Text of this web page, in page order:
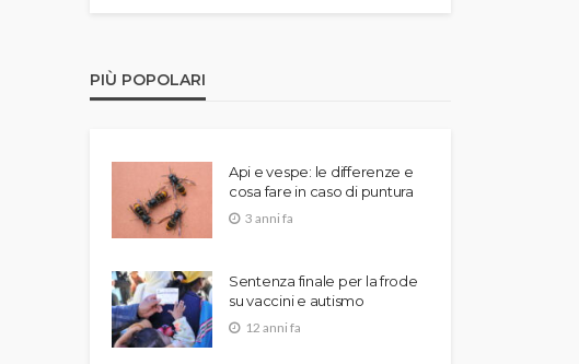
PIÙ POPOLARI
Api e vespe: le differenze e
cosa fare in caso di puntura
3 anni fa
Sentenza finale per la frode
su vaccini e autismo
12 anni fa